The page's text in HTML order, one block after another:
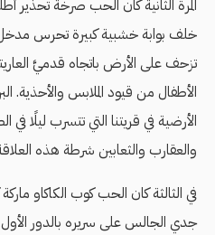
المرة الثانية كان الحب صرخة تحذير
خلف بوابة خشبية كبيرة تحرس مدخل
تزحف على الأرض باتجاه قدميَّ
الأطفال من قيود الملابس والأحذية.
الأرضية في قريتنا التي تتسرب ليلًا في
والعقارب والثعابين شرطة هذه
في الثالثة كان الحب كوب الكاكاو
جدي الجالس على سريره بالدور الأول